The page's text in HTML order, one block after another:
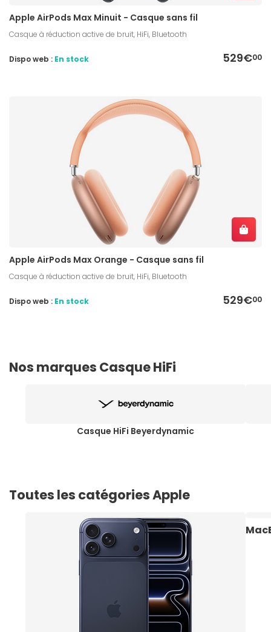
Apple AirPods Max Minuit - Casque sans fil
Casque à réduction active de bruit, HiFi, Bluetooth
529€00
Dispo web : En stock
Apple AirPods Max Orange - Casque sans fil
Casque à réduction active de bruit, HiFi, Bluetooth
529€00
Dispo web : En stock
Nos marques Casque HiFi
Casque HiFi Beyerdynamic
Toutes les catégories Apple